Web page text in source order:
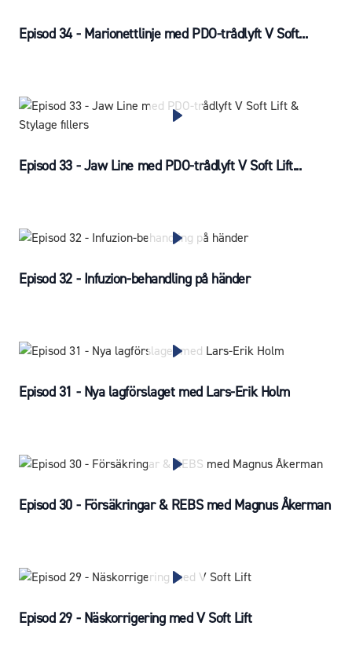
Episod 34 - Marionettlinje med PDO-trådlyft V Soft...
Episod 33 - Jaw Line med PDO-trådlyft V Soft Lift...
Episod 32 - Infuzion-behandling på händer
Episod 31 - Nya lagförslaget med Lars-Erik Holm
Episod 30 - Försäkringar & REBS med Magnus Åkerman
Episod 29 - Näskorrigering med V Soft Lift